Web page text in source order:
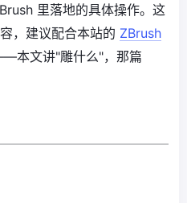
里落地的具体操作。这
，建议配合本站的 ZBrush
本文讲"雕什么"，那篇